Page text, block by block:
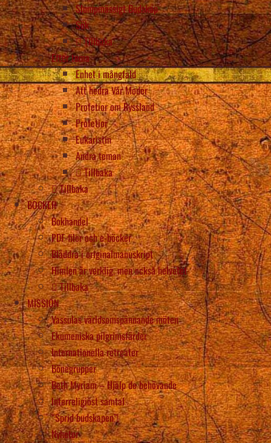
Slumpmässigt Budskap
Sök
Tillbaka
Efter tema
Enhet i mångfald
Att hedra Vår Moder
Profetior om Ryssland
Profetior
Eukaristin
Andra teman
Tillbaka
Tillbaka
BÖCKER
Bokhandel
PDF-filer och e-böcker
Bläddra i originalmanuskript
Himlen är verklig, men också helvetet
Tillbaka
MISSION
Vassulas världsomspännande möten
Ekumeniska pilgrimsfärder
Internationella retreater
Bönegrupper
Beth Myriam – Hjälp de behövande
Interreligiöst samtal
“Sprid budskapen”!
Nyheter